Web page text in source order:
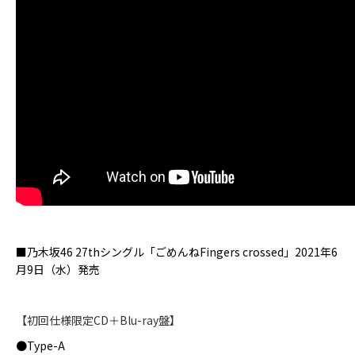
■乃木坂46 27thシングル「ごめんねFingers crossed 」 2021年6
月9日（水）発売
【初回仕様限定CD＋Blu-ray盤】
●Type-A